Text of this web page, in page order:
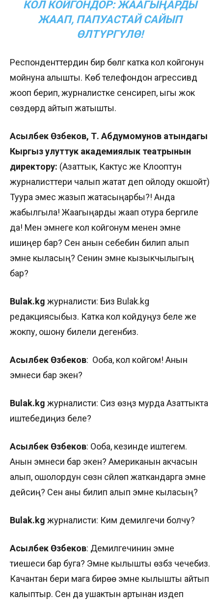
КОЛ КОЙГОНДОР: ЖААГЫҢАРДЫ
ЖААП, ПАПУАСТАЙ САЙЫП
ӨЛТҮРГҮЛӨ!
Респонденттердин бир бөлүгү катка кол койгонун
мойнуна алышты. Көбү телефондон агрессивдүү
жооп берип, журналистке сенсиреп, ыгы жок
сөздөрдү айтып жатышты.
Асылбек Өзүбеков, Т. Абдумомунов атындагы
Кыргыз улуттук академиялык театрынын
директору: (Азаттык, Кактус же Клооптун
журналисттери чалып жатат деп ойлоду окшойт)
Туура эмес жазып жатасыңарбы?! Анда
жабылгыла! Жаагыңарды жаап отура бергиле
да! Мен эмнеге кол койгонум менен эмне
ишиңер бар? Сен анын себебин билип алып
эмне кыласың? Сенин эмне кызыкчылыгың
бар?
Bulak.kg журналисти: Биз Bulak.kg
редакциясыбыз. Катка кол койдуңуз беле же
жокпу, ошону билели дегенбиз.
АсылбекӨзүбеков: Ооба, кол койгом! Анын
эмнеси бар экен?
Bulak.kg журналисти: Сиз өзүңүз мурда Азаттыкта
иштебедиңиз беле?
АсылбекӨзүбеков: Ооба, кезинде иштегем.
Анын эмнеси бар экен? Американын акчасын
алып, ошолордун сөзүн сүйлөп жаткандарга эмне
дейсиң? Сен аны билип алып эмне кыласың?
Bulak.kg журналисти: Ким демилгечи болчу?
АсылбекӨзүбеков: Демилгечинин эмне
тиешеси бар буга? Эмне кылышты өзүбүз чечебиз.
Качантан бери мага бирөө эмне кылышты айтып
калыптыр. Сен да ушактын артынан издеп